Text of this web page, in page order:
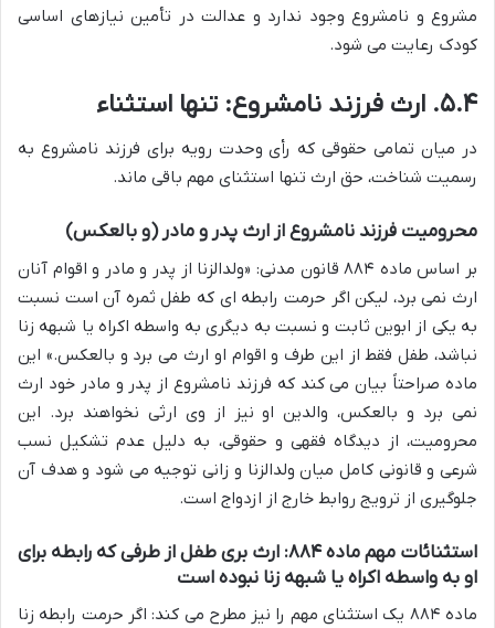
مشروع و نامشروع وجود ندارد و عدالت در تأمین نیازهای اساسی
کودک رعایت می شود.
۵.۴. ارث فرزند نامشروع: تنها استثناء
در میان تمامی حقوقی که رأی وحدت رویه برای فرزند نامشروع به
رسمیت شناخت، حق ارث تنها استثنای مهم باقی ماند.
محرومیت فرزند نامشروع از ارث پدر و مادر (و بالعکس)
بر اساس ماده ۸۸۴ قانون مدنی: «ولدالزنا از پدر و مادر و اقوام آنان
ارث نمی برد، لیکن اگر حرمت رابطه ای که طفل ثمره آن است نسبت
به یکی از ابوین ثابت و نسبت به دیگری به واسطه اکراه یا شبهه زنا
نباشد، طفل فقط از این طرف و اقوام او ارث می برد و بالعکس.» این
ماده صراحتاً بیان می کند که فرزند نامشروع از پدر و مادر خود ارث
نمی برد و بالعکس، والدین او نیز از وی ارثی نخواهند برد. این
محرومیت، از دیدگاه فقهی و حقوقی، به دلیل عدم تشکیل نسب
شرعی و قانونی کامل میان ولدالزنا و زانی توجیه می شود و هدف آن
جلوگیری از ترویج روابط خارج از ازدواج است.
استثنائات مهم ماده ۸۸۴: ارث بری طفل از طرفی که رابطه برای
او به واسطه اکراه یا شبهه زنا نبوده است
ماده ۸۸۴ یک استثنای مهم را نیز مطرح می کند: اگر حرمت رابطه زنا